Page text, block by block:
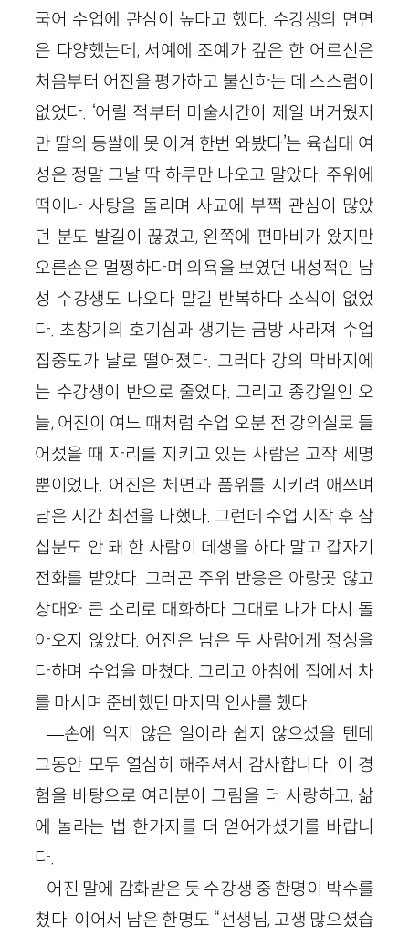
국어 수업에 관심이 높다고 했다. 수강생의 면면
은 다양했는데, 서예에 조예가 깊은 한 어르신은
처음부터 어진을 평가하고 불신하는 데 스스럼이
없었다. ‘어릴 적부터 미술시간이 제일 버거웠지
만 딸의 등쌀에 못 이겨 한번 와봤다’는 육십대 여
성은 정말 그날 딱 하루만 나오고 말았다. 주위에
떡이나 사탕을 돌리며 사교에 부쩍 관심이 많았
던 분도 발길이 끊겼고, 왼쪽에 편마비가 왔지만
오른손은 멀쩡하다며 의욕을 보였던 내성적인 남
성 수강생도 나오다 말길 반복하다 소식이 없었
다. 초창기의 호기심과 생기는 금방 사라져 수업
집중도가 날로 떨어졌다. 그러다 강의 막바지에
는 수강생이 반으로 줄었다. 그리고 종강일인 오
늘, 어진이 여느 때처럼 수업 오분 전 강의실로 들
어섰을 때 자리를 지키고 있는 사람은 고작 세명
뿐이었다. 어진은 체면과 품위를 지키려 애쓰며
남은 시간 최선을 다했다. 그런데 수업 시작 후 삼
십분도 안 돼 한 사람이 데생을 하다 말고 갑자기
전화를 받았다. 그러곤 주위 반응은 아랑곳 않고
상대와 큰 소리로 대화하다 그대로 나가 다시 돌
아오지 않았다. 어진은 남은 두 사람에게 정성을
다하며 수업을 마쳤다. 그리고 아침에 집에서 차
를 마시며 준비했던 마지막 인사를 했다.
―손에 익지 않은 일이라 쉽지 않으셨을 텐데
그동안 모두 열심히 해주셔서 감사합니다. 이 경
험을 바탕으로 여러분이 그림을 더 사랑하고, 삶
에 놀라는 법 한가지를 더 얻어가셨기를 바랍니
다.
어진 말에 감화받은 듯 수강생 중 한명이 박수를
쳤다. 이어서 남은 한명도 “선생님, 고생 많으셨습